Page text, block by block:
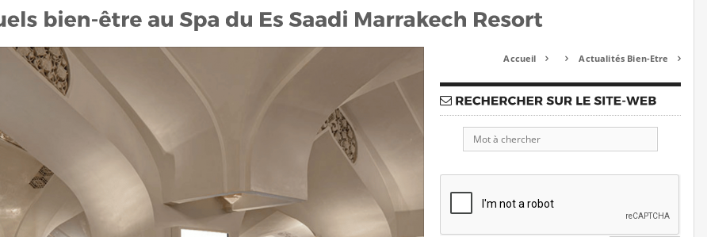
Accueil   Actualités Bien-Etre 